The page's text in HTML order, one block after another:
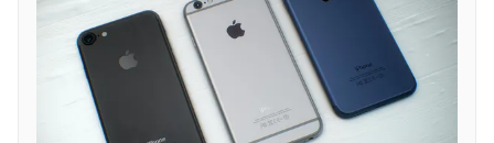
® Cấm sao chép dưới mọi hình thức nếu không có sự chấp